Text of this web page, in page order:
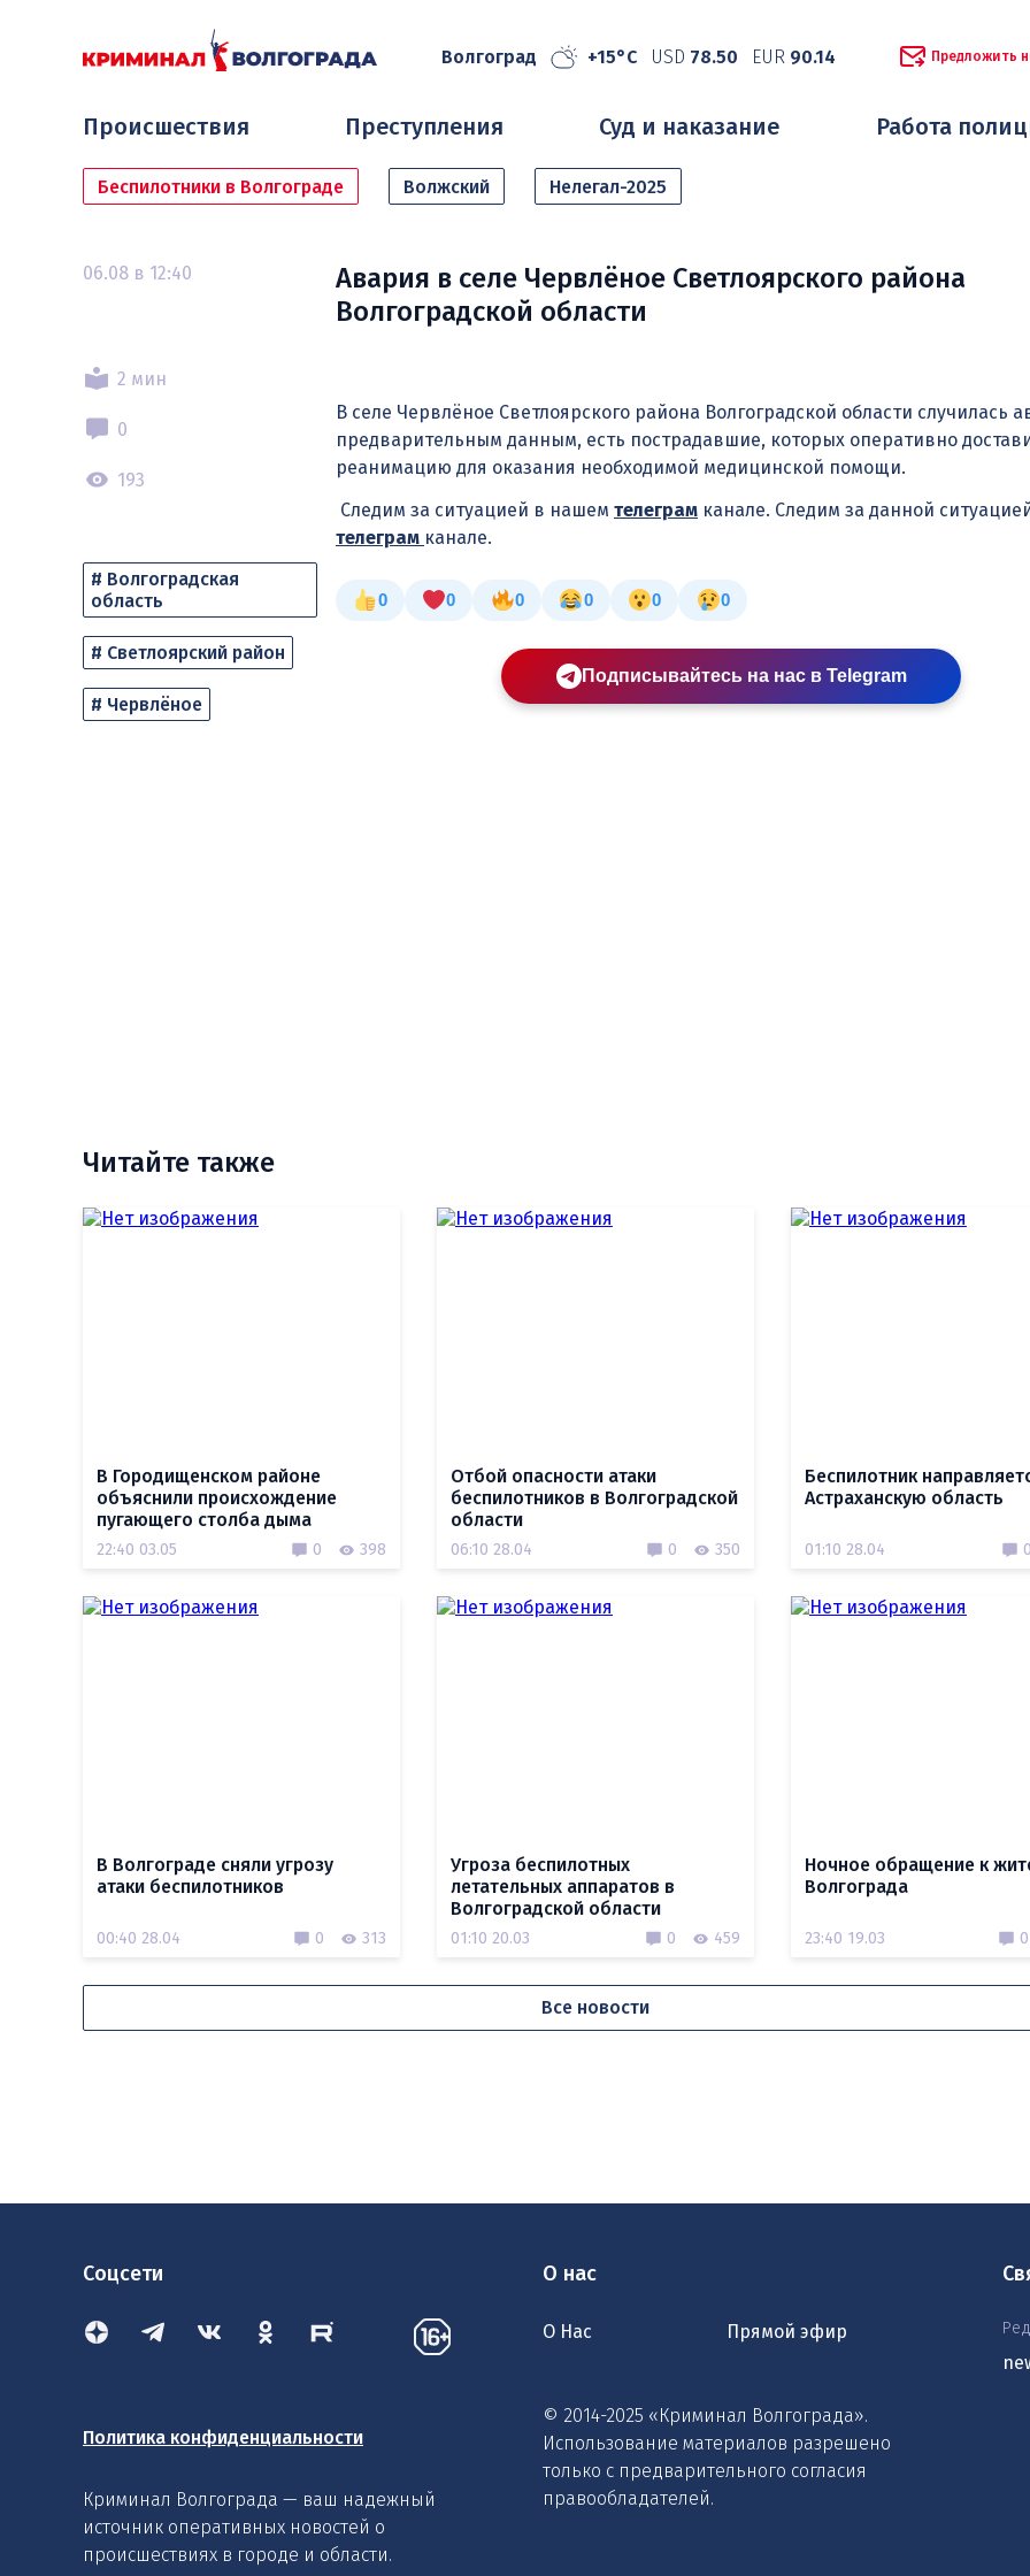
Волгоград +15°C USD 78.50 EUR 90.14 Предложить
Происшествия Преступления Суд и наказание Работа
Беспилотники в Волгограде Волжский Нелегал-2025
06.08 в 12:40
2 мин
0
193
# Волгоградская
область
# Светлоярский район
# Червлёное
Авария в селе Червлёное Светлоярского района
Волгоградской области
В селе Червлёное Светлоярского района Волгоградской области случилась
предварительным данным, есть пострадавшие, которых оперативно
реанимацию для оказания необходимой медицинской помощи.
Следим за ситуацией в нашем телеграм канале. Следим за данной
телеграм канале.
0 0 0 0 0 0
Подписывайтесь на нас в Telegram
Читайте также
В Городищенском районе
объяснили происхождение
пугающего столба дыма
22:40 03.05 0 398
Отбой опасности атаки
беспилотников в Волгоградской
области
06:10 28.04 0 350
Беспилотник
Астраханскую область
01:10 28.04 0
В Волгограде сняли угрозу
атаки беспилотников
00:40 28.04 0 313
Угроза беспилотных
летательных аппаратов в
Волгоградской области
01:10 20.03 0 459
Ночное обращение к
Волгограда
23:40 19.03 0
Все новости
Соцсети
Политика конфиденциальности
Криминал Волгограда — ваш надежный
источник оперативных новостей о
происшествиях в городе и области.
О нас
О Нас Прямой эфир
© 2014-2025 «Криминал Волгограда».
Использование материалов разрешено
только с предварительного согласия
правообладателей.